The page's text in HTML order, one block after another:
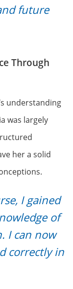
future
Through
understanding
was largely
her a solid
I gained
of
I can now
correctly in